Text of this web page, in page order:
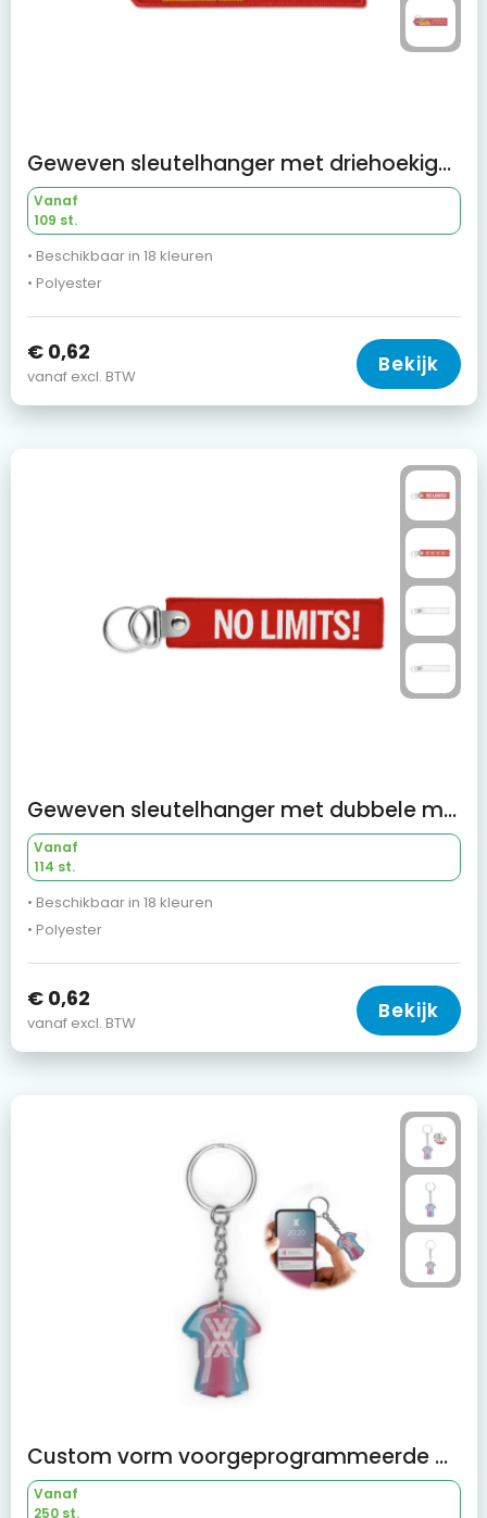
Geweven sleutelhanger met driehoekige afwerking
Vanaf
109 st.
• Beschikbaar in 18 kleuren
• Polyester
€ 0,62
vanaf excl. BTW Bekijk
Geweven sleutelhanger met dubbele metalen ring
Vanaf
114 st.
• Beschikbaar in 18 kleuren
• Polyester
€ 0,62
vanaf excl. BTW Bekijk
Custom vorm voorgeprogrammeerde NFC-sleutelhanger met doming
Vanaf
250 st.